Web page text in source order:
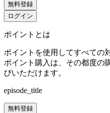
無料登録
ログイン
ポイントとは
ポイントを使用してすべての
ポイント購入は、その都度の
びいただけます。
episode_title
無料登録